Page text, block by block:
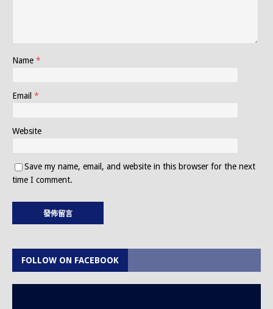
Name *
Email *
Website
Save my name, email, and website in this browser for the next
time I comment.
FOLLOW ON FACEBOOK